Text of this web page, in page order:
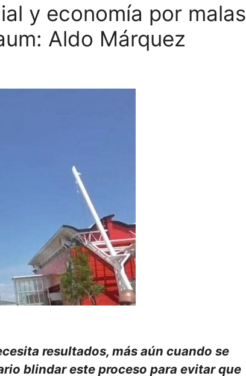
y economía por malas
Aldo Márquez
resultados, más aún cuando se
blindar este proceso para evitar que